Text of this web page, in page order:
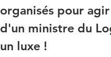
organisés pour
d'un ministre du
un luxe !